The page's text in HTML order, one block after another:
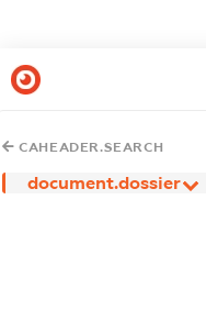
CAHEADER.SEARCH
document.dossier